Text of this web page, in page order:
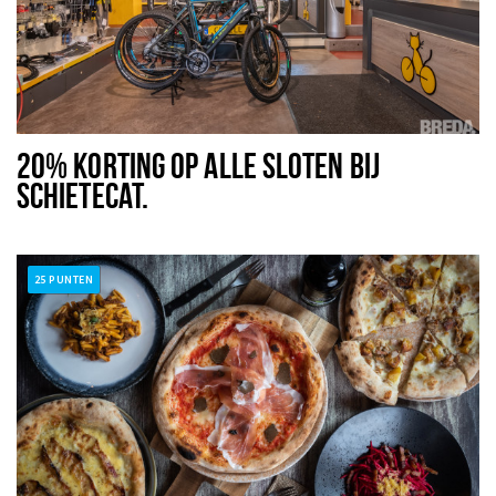
20% KORTING OP ALLE SLOTEN BIJ
SCHIETECAT.
25 PUNTEN